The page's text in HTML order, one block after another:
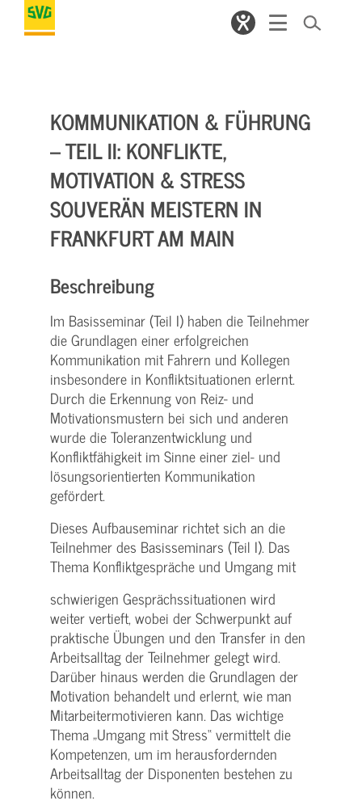
KOMMUNIKATION & FÜHRUNG
– TEIL II: KONFLIKTE,
MOTIVATION & STRESS
SOUVERÄN MEISTERN IN
FRANKFURT AM MAIN
Beschreibung
Im Basisseminar (Teil I) haben die Teilnehmer
die Grundlagen einer erfolgreichen
Kommunikation mit Fahrern und Kollegen
insbesondere in Konfliktsituationen erlernt.
Durch die Erkennung von Reiz- und
Motivationsmustern bei sich und anderen
wurde die Toleranzentwicklung und
Konfliktfähigkeit im Sinne einer ziel- und
lösungsorientierten Kommunikation
gefördert.
Dieses Aufbauseminar richtet sich an die
Teilnehmer des Basisseminars (Teil I). Das
Thema Konfliktgespräche und Umgang mit
schwierigen Gesprächssituationen wird
weiter vertieft, wobei der Schwerpunkt auf
praktische Übungen und den Transfer in den
Arbeitsalltag der Teilnehmer gelegt wird.
Darüber hinaus werden die Grundlagen der
Motivation behandelt und erlernt, wie man
Mitarbeitermotivieren kann. Das wichtige
Thema „Umgang mit Stress“ vermittelt die
Kompetenzen, um im herausfordernden
Arbeitsalltag der Disponenten bestehen zu
können.